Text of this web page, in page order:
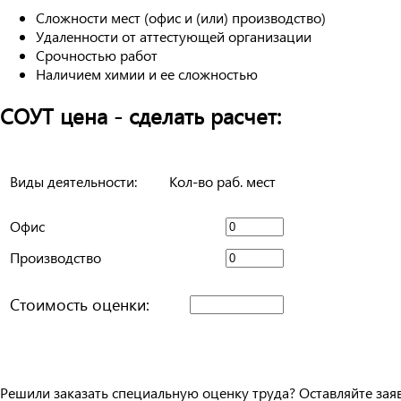
Сложности мест (офис и (или) производство)
Удаленности от аттестующей организации
Срочностью работ
Наличием химии и ее сложностью
СОУТ цена - сделать расчет:
Виды деятельности: Кол-во раб. мест
Офис
Производство
Стоимость оценки:
Решили заказать специальную оценку труда? Оставляйте